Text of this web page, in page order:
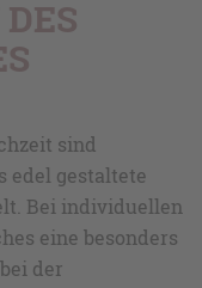
sind
edel gestaltete
Bei individuellen
eine besonders
der